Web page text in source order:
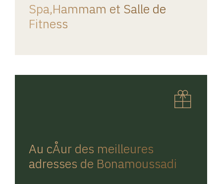
Spa,Hammam et Salle de
Fitness
Au cÅur des meilleures
adresses de Bonamoussadi